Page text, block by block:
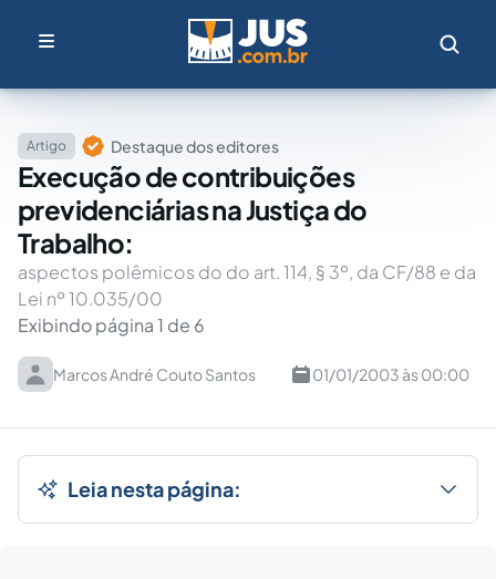
Artigo Destaque dos editores
Execução de contribuições
previdenciárias na Justiça do
Trabalho:
aspectos polêmicos do do art. 114, § 3º, da CF/88 e da
Lei nº 10.035/00
Exibindo página 1 de 6
Marcos André Couto Santos 01/01/2003 às 00:00
Leia nesta página: